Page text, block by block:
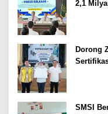
2,1
Dorong
SMSI